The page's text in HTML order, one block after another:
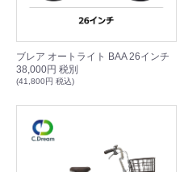
ブレア オートライト BAA 26インチ
38,000円 税別
(41,800円 税込)